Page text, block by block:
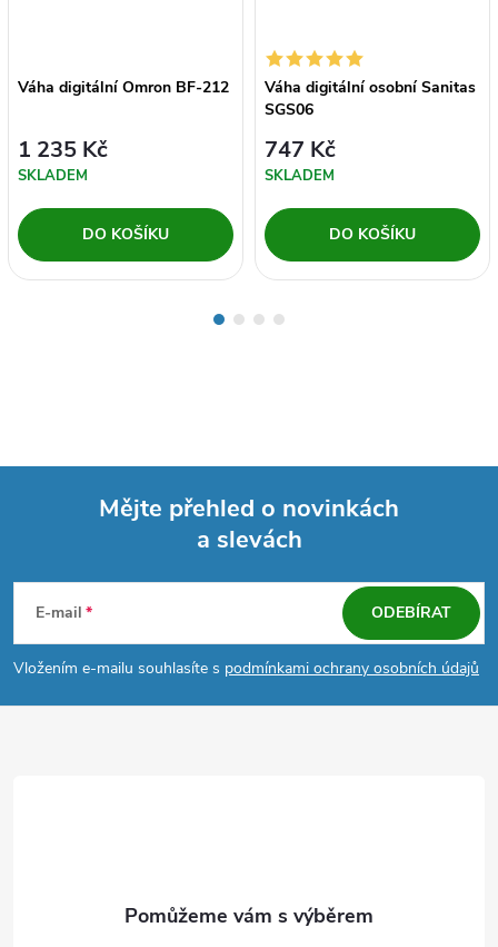
Váha digitální Omron BF-212
1 235 Kč
SKLADEM
DO KOŠÍKU
Váha digitální osobní Sanitas
SGS06
747 Kč
SKLADEM
DO KOŠÍKU
p
a
Mějte přehled o novinkách
a slevách
E-mail
Vložením e-mailu souhlasíte s podmínkami ochrany osobních údajů
ODEBÍRAT